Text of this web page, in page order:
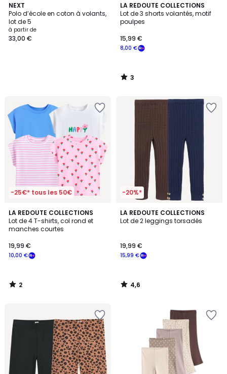
NEXT
Polo d’école en coton à volants,
lot de 5
à partir de
33,00 €
LA REDOUTE COLLECTIONS
Lot de 3 shorts volantés, motif
poulpes
8,00 €
15,99 €
3
/
5
3
/
-25€* tous les 50€
LA REDOUTE COLLECTIONS
Lot de 4 T-shirts, col rond et
manches courtes
10,00 €
19,99 €
2
/
5
2
/
-20%*
LA REDOUTE COLLECTIONS
Lot de 2 leggings torsadés
15,99 €
19,99 €
4,6
/ 5
4,6
/